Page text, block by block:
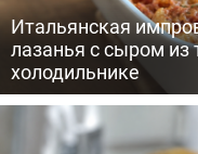
Итальянская
лазанья с сыром из
холодильнике